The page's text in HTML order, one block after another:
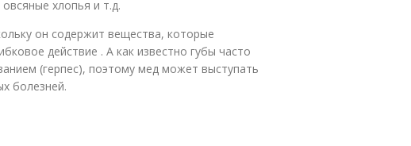
хлопья и т.д.
он содержит вещества, которые
действие . А как известно губы часто
(герпес), поэтому мед может выступать
болезней.